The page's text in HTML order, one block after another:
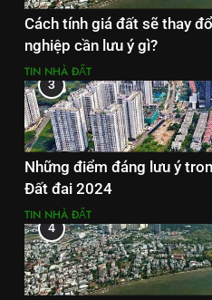
Cách tính giá đất sẽ thay
nghiệp cần lưu ý gì?
TIN NHÀ ĐẤT
3
Những điểm đáng lưu ý
Đất đai 2024
TIN NHÀ ĐẤT
4